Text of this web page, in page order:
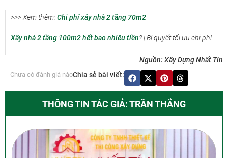
>>> Xem thêm:Chi phí xây nhà 2 tầng 70m2
Xây nhà 2 tầng 100m2 hết bao nhiêu tiền? | Bí quyết tối ưu chi phí
Nguồn: Xây Dựng Nhất Tín
Chưa có đánh giá nàoChia sẻ bài viết:
THÔNG TIN TÁC GIẢ: TRẦN THẮNG